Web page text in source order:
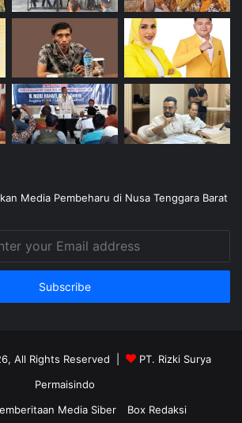
Media Pembeharu di Nusa Tenggara Barat
All Rights Reserved |
PT. Rizki Surya
Permaisindo
Media Siber
Box Redaksi